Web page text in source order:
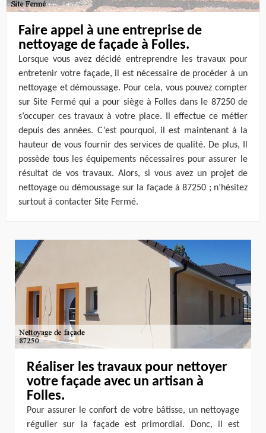
Faire appel à une entreprise de
nettoyage de façade à Folles.
Lorsque vous avez décidé entreprendre les travaux pour
entretenir votre façade, il est nécessaire de procéder à un
nettoyage et démoussage. Pour cela, vous pouvez compter
sur Site Fermé qui a pour siège à Folles dans le 87250 de
s’occuper ces travaux à votre place. Il effectue ce métier
depuis des années. C’est pourquoi, il est maintenant à la
hauteur de vous fournir des services de qualité. De plus, Il
possède tous les équipements nécessaires pour assurer le
résultat de vos travaux. Alors, si vous avez un projet de
nettoyage ou démoussage sur la façade à 87250 ; n’hésitez
surtout à contacter Site Fermé.
Réaliser les travaux pour nettoyer
votre façade avec un artisan à
Folles.
Pour assurer le confort de votre bâtisse, un nettoyage
régulier sur la façade est primordial. Donc, il est